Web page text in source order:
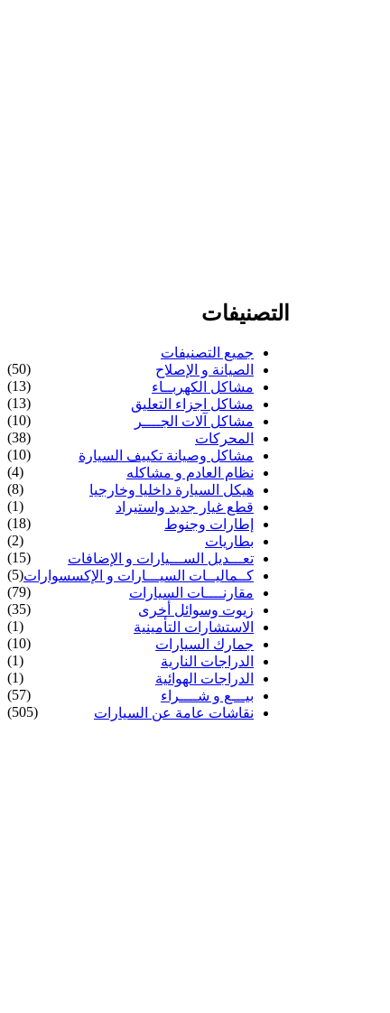
التصنيفات
جميع التصنيفات
الصيانة و الإصلاح
(50)
مشاكل الكهربــاء
(13)
مشاكل اجزاء التعليق
(13)
مشاكل آلات الجــــر
(10)
المحركات
(38)
مشاكل وصيانة تكييف السيارة
(10)
نظام العادم و مشاكله
(4)
هيكل السيارة داخليا وخارجيا
(8)
قطع غيار جديد واستيراد
(1)
إطارات وجنوط
(18)
بطاريات
(2)
تعـــديل الســـيارات و الإضافات
(15)
كــماليــات السيـــارات و الإكسسوارات(5)
مقارنــــات السيارات
(79)
زيوت وسوائل أخرى
(35)
الاستشارات التأمينية
(1)
جمارك السيارات
(10)
الدراجات النارية
(1)
الدراجات الهوائية
(1)
بيـــع و شــــراء
(57)
نقاشات عامة عن السيارات
(505)